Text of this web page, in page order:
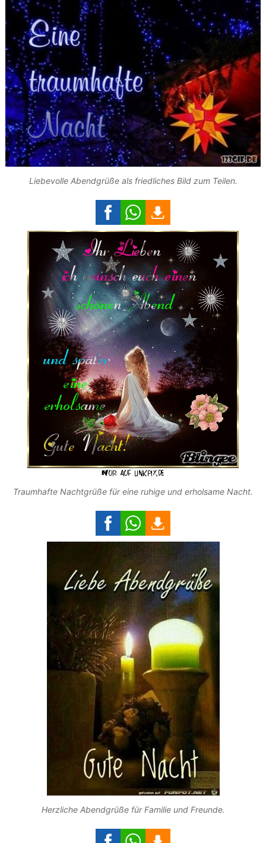
Liebevolle Abendgrüße als friedliches Bild zum Teilen.
Traumhafte Nachtgrüße für eine ruhige und erholsame Nacht.
Herzliche Abendgrüße für Familie und Freunde.